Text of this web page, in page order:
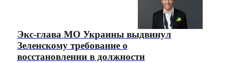
Экс-глава МО Украины выдвинул
Зеленскому требование о
восстановлении в должности